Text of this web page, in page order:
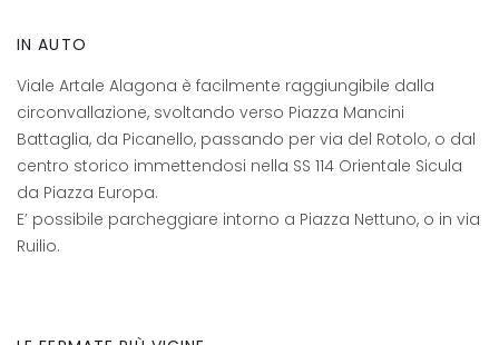
IN AUTO
Viale Artale Alagona è facilmente raggiungibile dalla
circonvallazione, svoltando verso Piazza Mancini
Battaglia, da Picanello, passando per via del Rotolo, o dal
centro storico immettendosi nella SS 114 Orientale Sicula
da Piazza Europa.
E’ possibile parcheggiare intorno a Piazza Nettuno, o in via
Ruilio.